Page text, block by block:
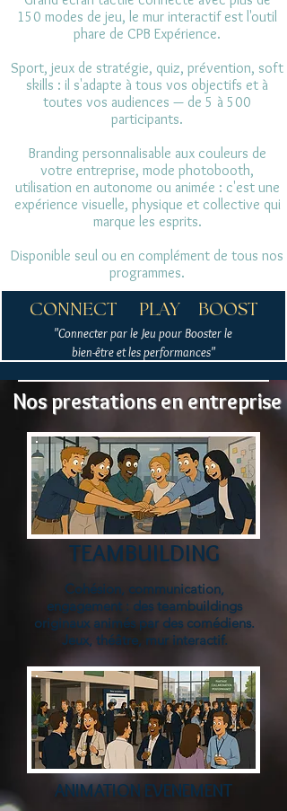
150 modes de jeu, le mur interactif est l'outil
phare de CPB Expérience.
Sport, jeux de stratégie, quiz, prévention, soft
skills : il s'adapte à tous vos objectifs et à
toutes vos audiences — de 5 à 500
participants.
Branding personnalisable aux couleurs de
votre entreprise, mode photobooth,
utilisation en autonome ou animée : c'est une
expérience visuelle, physique et collective qui
marque les esprits.
Disponible seul ou en complément de tous nos
programmes.
CONNECT PLAY BOOST
"Connecter par le Jeu pour Booster le
bien-être et les performances"
Nos prestations en entreprise
TEAMBUILDING
Cohésion, communication,
engagement : des teambuildings
originaux animés par des comédiens.
Jeux, théâtre, mur interactif.
ANIMATION EVENEMENT